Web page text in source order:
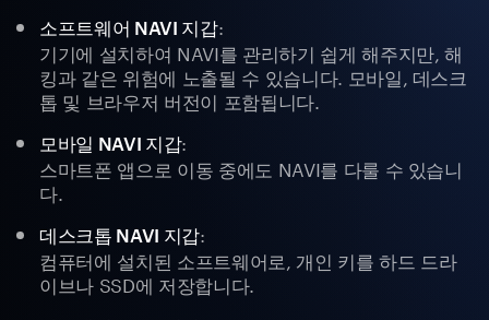
소프트웨어 NAVI 지갑:
기기에 설치하여 NAVI를 관리하기 쉽게 해주지만, 해
킹과 같은 위험에 노출될 수 있습니다. 모바일, 데스크
톱 및 브라우저 버전이 포함됩니다.
모바일 NAVI 지갑:
스마트폰 앱으로 이동 중에도 NAVI를 다룰 수 있습니
다.
데스크톱 NAVI 지갑:
컴퓨터에 설치된 소프트웨어로, 개인 키를 하드 드라
이브나 SSD에 저장합니다.